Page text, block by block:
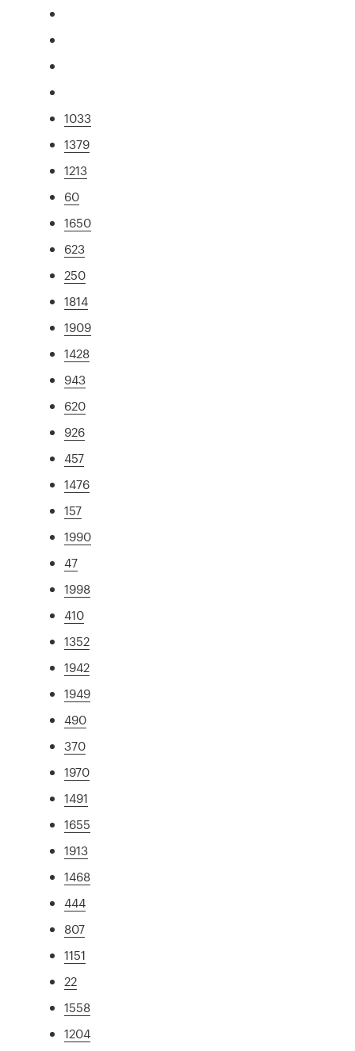
1033
1379
1213
60
1650
623
250
1814
1909
1428
943
620
926
457
1476
157
1990
47
1998
410
1352
1942
1949
490
370
1970
1491
1655
1913
1468
444
807
1151
22
1558
1204